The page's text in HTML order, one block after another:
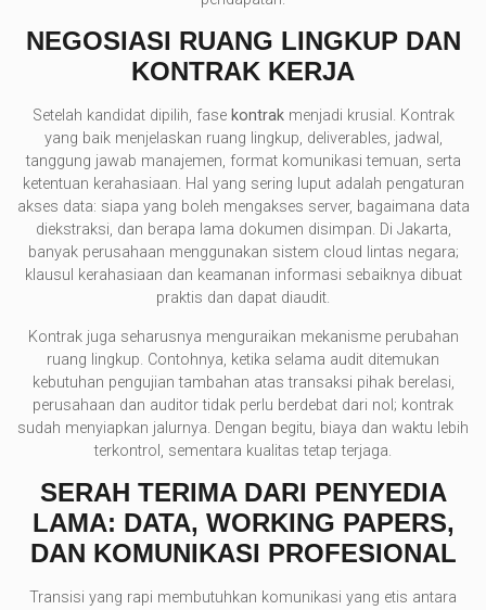
NEGOSIASI RUANG LINGKUP DAN
KONTRAK KERJA
Setelah kandidat dipilih, fase kontrakmenjadi krusial. Kontrak
yang baik menjelaskan ruang lingkup, deliverables, jadwal,
tanggung jawab manajemen, format komunikasi temuan, serta
ketentuan kerahasiaan. Hal yang sering luput adalah pengaturan
akses data: siapa yang boleh mengakses server, bagaimana data
diekstraksi, dan berapa lama dokumen disimpan. Di Jakarta,
banyak perusahaan menggunakan sistem cloud lintas negara;
klausul kerahasiaan dan keamanan informasi sebaiknya dibuat
praktis dan dapat diaudit.
Kontrak juga seharusnya menguraikan mekanisme perubahan
ruang lingkup. Contohnya, ketika selama audit ditemukan
kebutuhan pengujian tambahan atas transaksi pihak berelasi,
perusahaan dan auditor tidak perlu berdebat dari nol; kontrak
sudah menyiapkan jalurnya. Dengan begitu, biaya dan waktu lebih
terkontrol, sementara kualitas tetap terjaga.
SERAH TERIMA DARI PENYEDIA
LAMA: DATA, WORKING PAPERS,
DAN KOMUNIKASI PROFESIONAL
Transisi yang rapi membutuhkan komunikasi yang etis antara